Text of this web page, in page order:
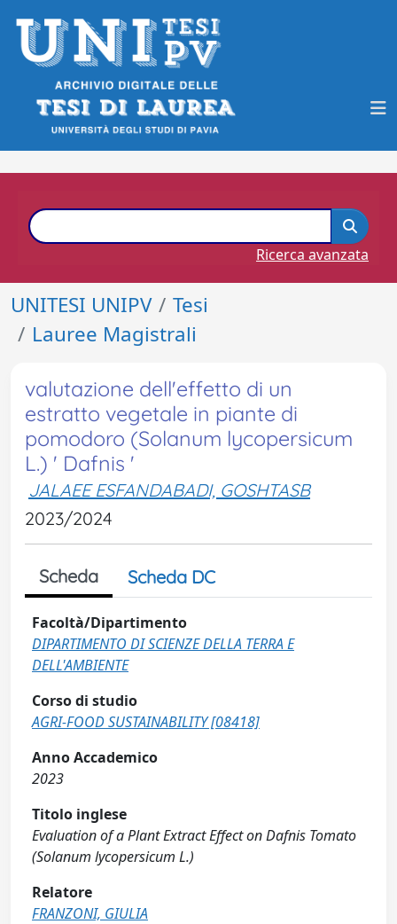
Ricerca avanzata
UNITESI UNIPV
Tesi
Lauree Magistrali
valutazione dell'effetto di un
estratto vegetale in piante di
pomodoro (Solanum lycopersicum
L.) ' Dafnis '
JALAEE ESFANDABADI, GOSHTASB
2023/2024
Scheda Scheda DC
Facoltà/Dipartimento
DIPARTIMENTO DI SCIENZE DELLA TERRA E
DELL'AMBIENTE
Corso di studio
AGRI-FOOD SUSTAINABILITY [08418]
Anno Accademico
2023
Titolo inglese
Evaluation of a Plant Extract Effect on Dafnis Tomato
(Solanum lycopersicum L.)
Relatore
FRANZONI, GIULIA